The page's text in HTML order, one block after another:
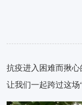
抗疫进入困难而揪
让我们一起跨过这场